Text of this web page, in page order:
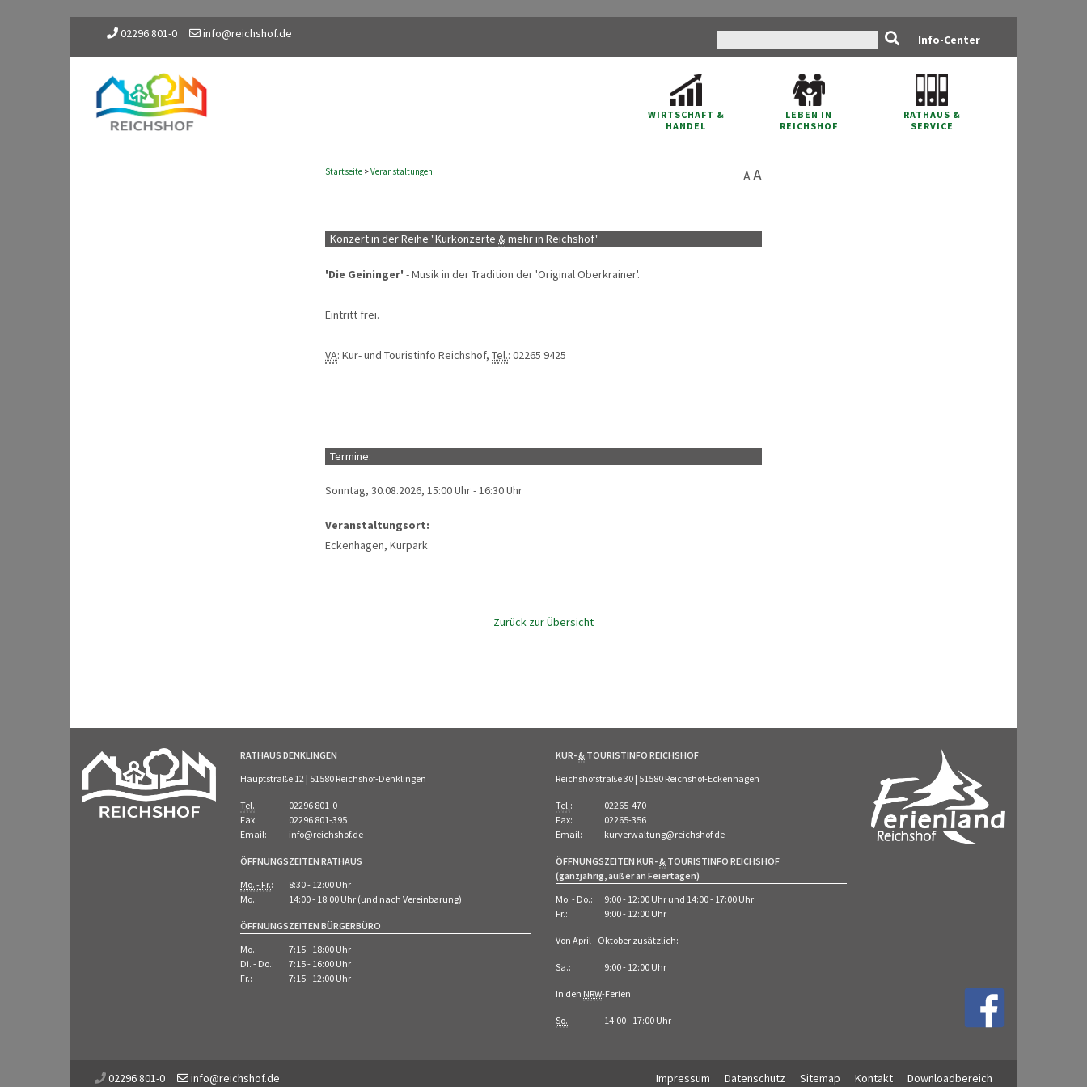
02296 801-0 info@reichshof.de Info-Center
WIRTSCHAFT &
HANDEL
LEBEN IN
REICHSHOF
RATHAUS &
SERVICE
AA
Startseite >Veranstaltungen
Konzert in der Reihe "Kurkonzerte &mehr in Reichshof"
'Die Geininger' - Musik in der Tradition der 'Original Oberkrainer'.
Eintritt frei.
VA: Kur- und Touristinfo Reichshof, Tel.: 02265 9425
Termine:
Sonntag, 30.08.2026, 15:00 Uhr - 16:30 Uhr
Veranstaltungsort:
Eckenhagen, Kurpark
Zurück zur Übersicht
RATHAUS DENKLINGEN
Hauptstraße 12 | 51580 Reichshof-Denklingen
Tel.:
02296 801-0
Fax:
02296 801-395
Email:
info@reichshof.de
ÖFFNUNGSZEITEN RATHAUS
Mo. - Fr.:
8:30 - 12:00 Uhr
Mo.:
14:00 - 18:00 Uhr (und nach Vereinbarung)
ÖFFNUNGSZEITEN BÜRGERBÜRO
Mo.:
7:15 - 18:00 Uhr
Di. - Do.:
7:15 - 16:00 Uhr
Fr.:
7:15 - 12:00 Uhr
KUR-& TOURISTINFO REICHSHOF
Reichshofstraße 30 | 51580 Reichshof-Eckenhagen
Tel.:
02265-470
Fax:
02265-356
Email:
kurverwaltung@reichshof.de
ÖFFNUNGSZEITEN KUR-& TOURISTINFO REICHSHOF
(ganzjährig, außer an Feiertagen)
Mo. - Do.:
9:00 - 12:00 Uhr und 14:00 - 17:00 Uhr
Fr.:
9:00 - 12:00 Uhr
Von April - Oktober zusätzlich:
Sa.: 9:00 - 12:00 Uhr
In den NRW-Ferien
So.: 14:00 - 17:00 Uhr
02296 801-0 info@reichshof.de Impressum Datenschutz Sitemap Kontakt Downloadbereich